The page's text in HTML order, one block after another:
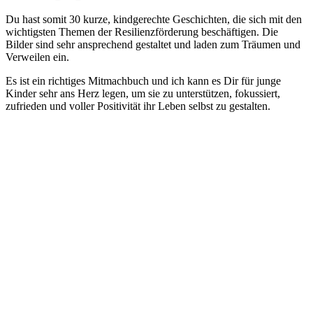
Du hast somit 30 kurze, kindgerechte Geschichten, die sich mit den
wichtigsten Themen der Resilienzförderung beschäftigen. Die
Bilder sind sehr ansprechend gestaltet und laden zum Träumen und
Verweilen ein.
Es ist ein richtiges Mitmachbuch und ich kann es Dir für junge
Kinder sehr ans Herz legen, um sie zu unterstützen, fokussiert,
zufrieden und voller Positivität ihr Leben selbst zu gestalten.